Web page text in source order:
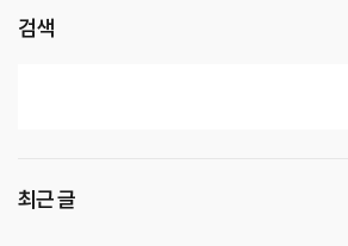
검색
최근 글